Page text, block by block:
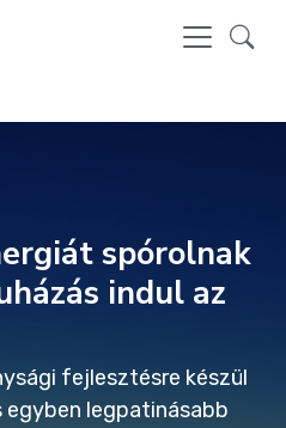
spórolnak
indul az
fejlesztésre készül
egyben legpatinásabb